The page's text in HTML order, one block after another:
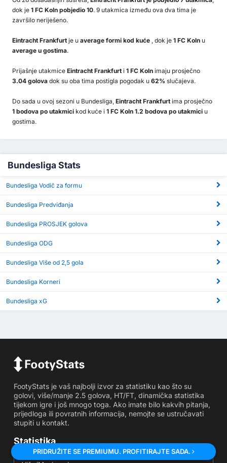
dok je 1 FC Koln pobjedio 10. 9 utakmica između ova dva tima je
završilo neriješeno.
Eintracht Frankfurt je u average formi kod kuće , dok je 1 FC Koln u
average u gostima.
Prijašnje utakmice Eintracht Frankfurt i 1 FC Koln imaju prosječno
3.04 golova dok su oba tima postigla pogodak u 62% slučajeva.
Do sada u ovoj sezoni u Bundesliga, Eintracht Frankfurt ima prosječno
1 bodova po utakmici kod kuće i 1 FC Koln 1.2 bodova po utakmici u
gostima.
Bundesliga Stats
Bundesliga Vodič za formu
Bundesliga Predviđanja
Bundesliga PROSJEK golova
Bundesliga ODG
Bundesliga Više od 2,5 gola
Bundesliga Korneri
Bundesliga xG
FootyStats je vaš najbolji izvor za statistiku kao što su
golovi, više/manje 2.5 golova, HT/FT, dinamička statistika
tijekom igre i još mnogo toga. Ako imate bilo kakvih pitanja,
prijedloga ili povratnih informacija, nemojte se ustručavati
stupiti u kontakt.
Statistika
PRIDRUŽITE SE PREMIUMU. PROFITIRAJTE SADA.